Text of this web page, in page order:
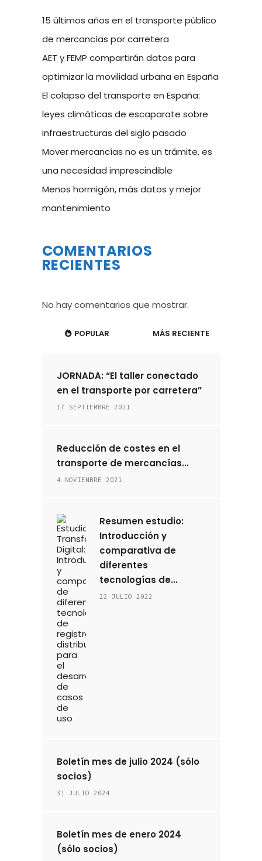
15 últimos años en el transporte público
de mercancías por carretera
AET y FEMP compartirán datos para
optimizar la movilidad urbana en España
El colapso del transporte en España:
leyes climáticas de escaparate sobre
infraestructuras del siglo pasado
Mover mercancías no es un trámite, es
una necesidad imprescindible
Menos hormigón, más datos y mejor
mantenimiento
COMENTARIOS
RECIENTES
No hay comentarios que mostrar.
POPULAR MÁS RECIENTE
JORNADA: “El taller conectado
en el transporte por carretera”
17 SEPTIEMBRE 2021
Reducción de costes en el
transporte de mercancías...
4 NOVIEMBRE 2021
Resumen estudio:
Introducción y
comparativa de
diferentes
tecnologías de...
22 JULIO 2022
Boletín mes de julio 2024 (sólo
socios)
31 JULIO 2024
Boletín mes de enero 2024
(sólo socios)